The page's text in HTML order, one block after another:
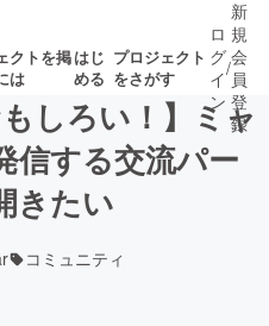
クトを掲
は
はじ
める
プロジェクト
をさがす
ロ募集終了が近いプ
ロジェクト
ロ
グ
イ
ン
/
新
規
会
員
登
録
しろい！】ミャ
信する交流パー
きたい
コミュニティ